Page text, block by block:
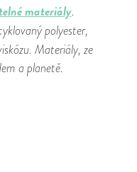
materiály.
polyester,
Materiály, ze
a planetě.